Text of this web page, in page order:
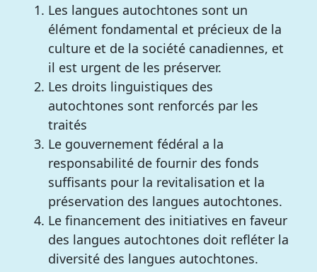
Les langues autochtones sont un
élément fondamental et précieux de la
culture et de la société canadiennes, et
il est urgent de les préserver.
Les droits linguistiques des
autochtones sont renforcés par les
traités
Le gouvernement fédéral a la
responsabilité de fournir des fonds
suffisants pour la revitalisation et la
préservation des langues autochtones.
Le financement des initiatives en faveur
des langues autochtones doit refléter la
diversité des langues autochtones.